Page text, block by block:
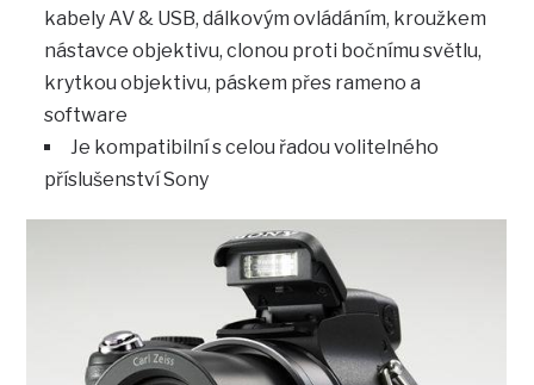
kabely AV & USB, dálkovým ovládáním, kroužkem
nástavce objektivu, clonou proti bočnímu světlu,
krytkou objektivu, páskem přes rameno a
software
Je kompatibilní s celou řadou volitelného
příslušenství Sony